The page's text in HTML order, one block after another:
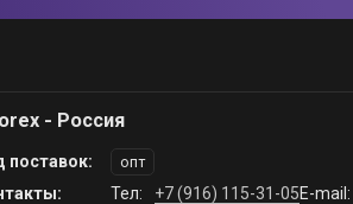
- Россия
поставок: опт
Тел: +7 (916) 115-31-05E-mail: